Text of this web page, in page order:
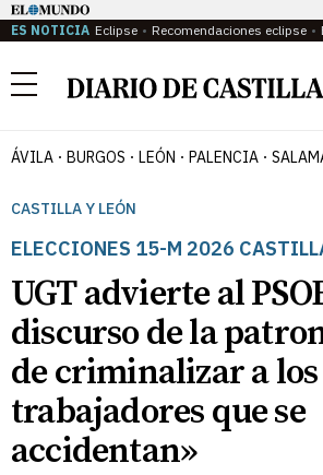
ES NOTICIA Eclipse Recomendaciones eclipse
Menú
ÁVILA BURGOS LEÓN PALENCIA
CASTILLA Y LEÓN
ELECCIONES 15-M 2026
UGT advierte al
discurso de la
de criminalizar a los
trabajadores que se
accidentan»